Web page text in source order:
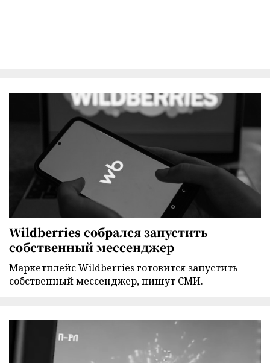
Wildberries собрался запустить
собственный мессенджер
Маркетплейс Wildberries готовится запустить
собственный мессенджер, пишут СМИ.